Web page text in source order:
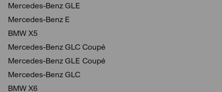
Mercedes-Benz GLE
Mercedes-Benz E
BMW X5
Mercedes-Benz GLC Coupé
Mercedes-Benz GLE Coupé
Mercedes-Benz GLC
BMW X6